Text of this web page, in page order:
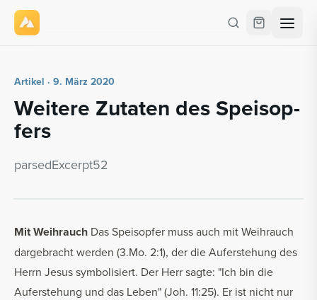
Artikel · 9. März 2020
Wei­te­re Zu­ta­ten des Speis­op­
fers
par­se­dE­x­cerpt52
Mit Weihrauch Das Speisopfer muss auch mit Weihrauch
dargebracht werden (3.Mo. 2:1), der die Auferstehung des
Herrn Jesus symbolisiert. Der Herr sagte: "Ich bin die
Auferstehung und das Leben" (Joh. 11:25). Er ist nicht nur